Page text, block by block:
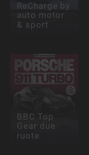
ReCharge by
auto motor
& sport
BBC Top
Gear due
ruote